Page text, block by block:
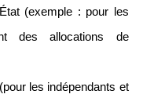
(exemple : pour les
des allocations de
les indépendants et